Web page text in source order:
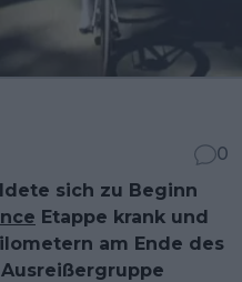
0
sich zu Beginn
Etappe krank und
am Ende des